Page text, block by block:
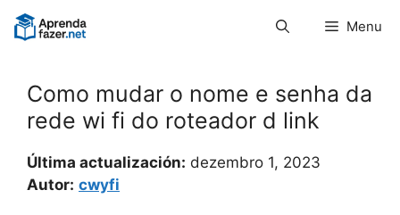
Pular
para
Menu
Como mudar o nome e senha da
rede wi fi do roteador d link
Última actualización: dezembro 1, 2023
Autor: cwyfi